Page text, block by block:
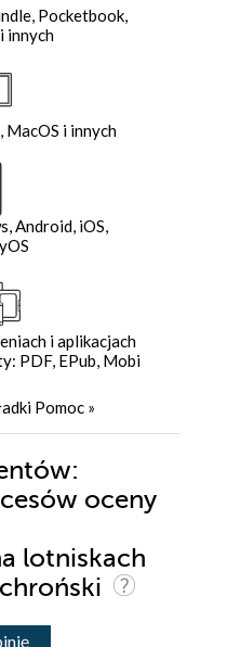
Pocketbook,
innych
MacOS i innych
Android, iOS,
i aplikacjach
PDF, EPub, Mobi
Pomoc »
oceny
lotniskach